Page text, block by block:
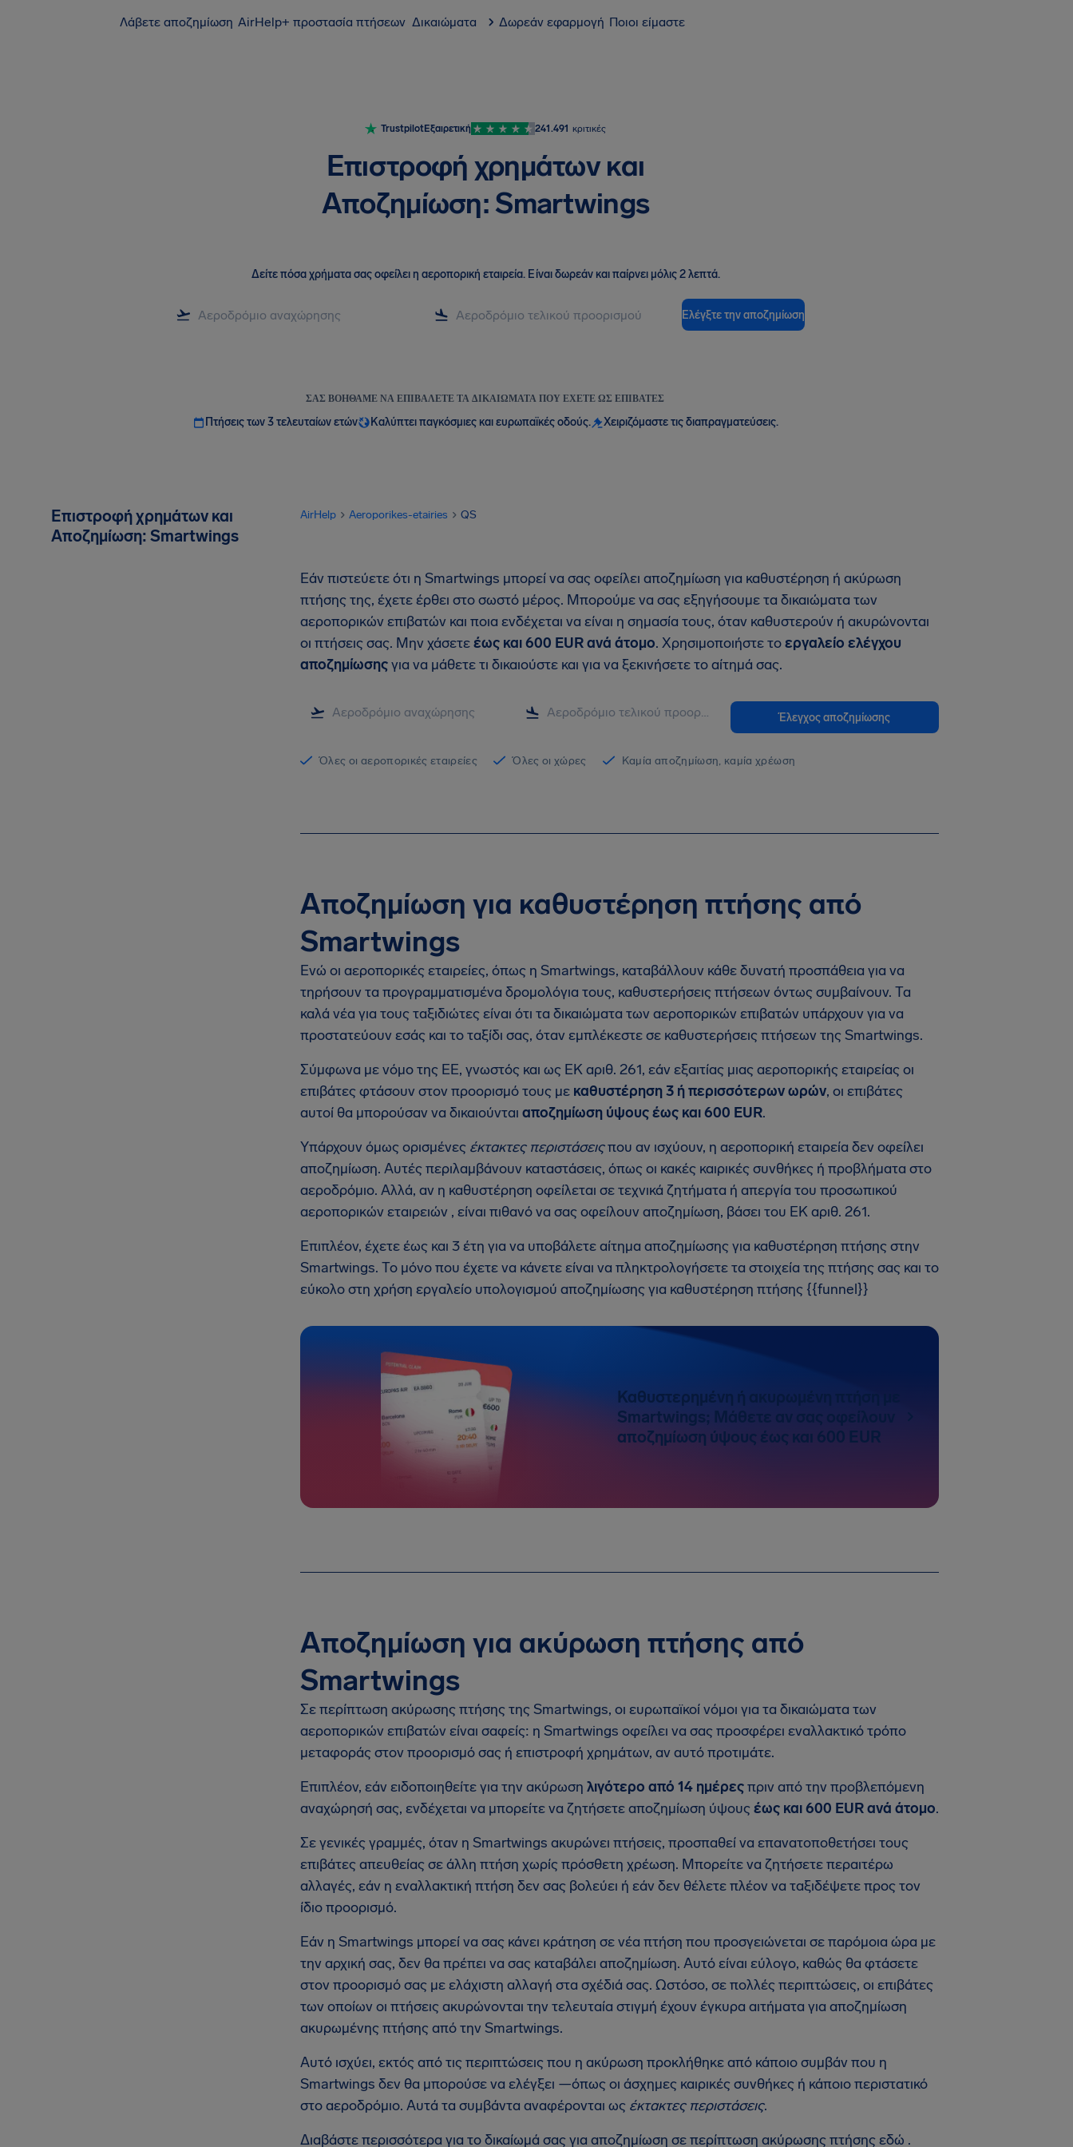
Λάβετε αποζημίωση AirHelp+ προστασία πτήσεων Δικαιώματα Δωρεάν εφαρμογή Ποιοι είμαστε
TrustpilotΕξαιρετική 241.491 κριτικές
Επιστροφή χρημάτων και
Αποζημίωση: Smartwings
Δείτε πόσα χρήματα σας οφείλει η αεροπορική εταιρεία. Είναι δωρεάν και παίρνει μόλις 2 λεπτά.
Ελέγξτε την αποζημίωση
ΣΑΣ ΒΟΗΘΆΜΕ ΝΑ ΕΠΙΒΆΛΕΤΕ ΤΑ ΔΙΚΑΙΏΜΑΤΑ ΠΟΥ ΈΧΕΤΕ ΩΣ ΕΠΙΒΆΤΕΣ
Πτήσεις των 3 τελευταίων ετών Καλύπτει παγκόσμιες και ευρωπαϊκές οδούς. Χειριζόμαστε τις διαπραγματεύσεις.
Επιστροφή χρημάτων και
Αποζημίωση: Smartwings
AirHelp Aeroporikes-etairies QS
Εάν πιστεύετε ότι η Smartwings μπορεί να σας οφείλει αποζημίωση για καθυστέρηση ή ακύρωση
πτήσης της, έχετε έρθει στο σωστό μέρος. Μπορούμε να σας εξηγήσουμε τα δικαιώματα των
αεροπορικών επιβατών και ποια ενδέχεται να είναι η σημασία τους, όταν καθυστερούν ή ακυρώνονται
οι πτήσεις σας. Μην χάσετεέως και 600 EUR ανά άτομο. Χρησιμοποιήστε τοεργαλείο ελέγχου
αποζημίωσηςγια να μάθετε τι δικαιούστε και για να ξεκινήσετε το αίτημά σας.
Έλεγχος αποζημίωσης
Όλες οι αεροπορικές εταιρείες Όλες οι χώρες Καμία αποζημίωση, καμία χρέωση
Αποζημίωση για καθυστέρηση πτήσης από
Smartwings
Ενώ οι αεροπορικές εταιρείες, όπως η Smartwings, καταβάλλουν κάθε δυνατή προσπάθεια για να
τηρήσουν τα προγραμματισμένα δρομολόγια τους, καθυστερήσεις πτήσεων όντως συμβαίνουν. Τα
καλά νέα για τους ταξιδιώτες είναι ότι τα δικαιώματα των αεροπορικών επιβατών υπάρχουν για να
προστατεύουν εσάς και το ταξίδι σας, όταν εμπλέκεστε σε καθυστερήσεις πτήσεων της Smartwings.
Σύμφωνα με νόμο της ΕΕ, γνωστός και ως EΚ αριθ. 261, εάν εξαιτίας μιας αεροπορικής εταιρείας οι
επιβάτες φτάσουν στον προορισμό τους με καθυστέρηση 3 ή περισσότερων ωρών, οι επιβάτες
αυτοί θα μπορούσαν να δικαιούνται αποζημίωση ύψους έως και 600 EUR.
Υπάρχουν όμως ορισμένες έκτακτες περιστάσειςπου αν ισχύουν, η αεροπορική εταιρεία δεν οφείλει
αποζημίωση. Αυτές περιλαμβάνουν καταστάσεις, όπως οι κακές καιρικές συνθήκες ή προβλήματα στο
αεροδρόμιο. Αλλά, αν η καθυστέρηση οφείλεται σε τεχνικά ζητήματα ή απεργία του προσωπικού
αεροπορικών εταιρειών , είναι πιθανό να σας οφείλουν αποζημίωση, βάσει του ΕΚ αριθ. 261.
Επιπλέον, έχετε έως και 3 έτη για να υποβάλετε αίτημα αποζημίωσης για καθυστέρηση πτήσης στην
Smartwings. Το μόνο που έχετε να κάνετε είναι να πληκτρολογήσετε τα στοιχεία της πτήσης σας και το
εύκολο στη χρήση εργαλείο υπολογισμού αποζημίωσης για καθυστέρηση πτήσης {{funnel}}
Καθυστερημένη ή ακυρωμένη πτήση με
Smartwings; Μάθετε αν σας οφείλουν
αποζημίωση ύψους έως και 600 EUR
Αποζημίωση για ακύρωση πτήσης από
Smartwings
Σε περίπτωση ακύρωσης πτήσης της Smartwings, οι ευρωπαϊκοί νόμοι για τα δικαιώματα των
αεροπορικών επιβατών είναι σαφείς: η Smartwings οφείλει να σας προσφέρει εναλλακτικό τρόπο
μεταφοράς στον προορισμό σας ή επιστροφή χρημάτων, αν αυτό προτιμάτε.
Επιπλέον, εάν ειδοποιηθείτε για την ακύρωση λιγότερο από 14 ημέρεςπριν από την προβλεπόμενη
αναχώρησή σας, ενδέχεται να μπορείτε να ζητήσετε αποζημίωση ύψουςέως και 600 EUR ανά άτομο.
Σε γενικές γραμμές, όταν η Smartwings ακυρώνει πτήσεις, προσπαθεί να επανατοποθετήσει τους
επιβάτες απευθείας σε άλλη πτήση χωρίς πρόσθετη χρέωση. Μπορείτε να ζητήσετε περαιτέρω
αλλαγές, εάν η εναλλακτική πτήση δεν σας βολεύει ή εάν δεν θέλετε πλέον να ταξιδέψετε προς τον
ίδιο προορισμό.
Εάν η Smartwings μπορεί να σας κάνει κράτηση σε νέα πτήση που προσγειώνεται σε παρόμοια ώρα με
την αρχική σας, δεν θα πρέπει να σας καταβάλει αποζημίωση. Αυτό είναι εύλογο, καθώς θα φτάσετε
στον προορισμό σας με ελάχιστη αλλαγή στα σχέδιά σας. Ωστόσο, σε πολλές περιπτώσεις, οι επιβάτες
των οποίων οι πτήσεις ακυρώνονται την τελευταία στιγμή έχουν έγκυρα αιτήματα για αποζημίωση
ακυρωμένης πτήσης από την Smartwings.
Αυτό ισχύει, εκτός από τις περιπτώσεις που η ακύρωση προκλήθηκε από κάποιο συμβάν που η
Smartwings δεν θα μπορούσε να ελέγξει —όπως οι άσχημες καιρικές συνθήκες ή κάποιο περιστατικό
στο αεροδρόμιο. Αυτά τα συμβάντα αναφέρονται ως έκτακτες περιστάσεις.
Διαβάστε περισσότερα για το δικαίωμά σας για αποζημίωση σε περίπτωση ακύρωσης πτήσης εδώ .